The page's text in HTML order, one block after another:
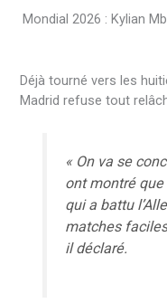
Mondial 2026 : Kylian
Déjà tourné vers les
Madrid refuse tout
« On va se
ont montré que
qui a battu
matches
il déclaré.